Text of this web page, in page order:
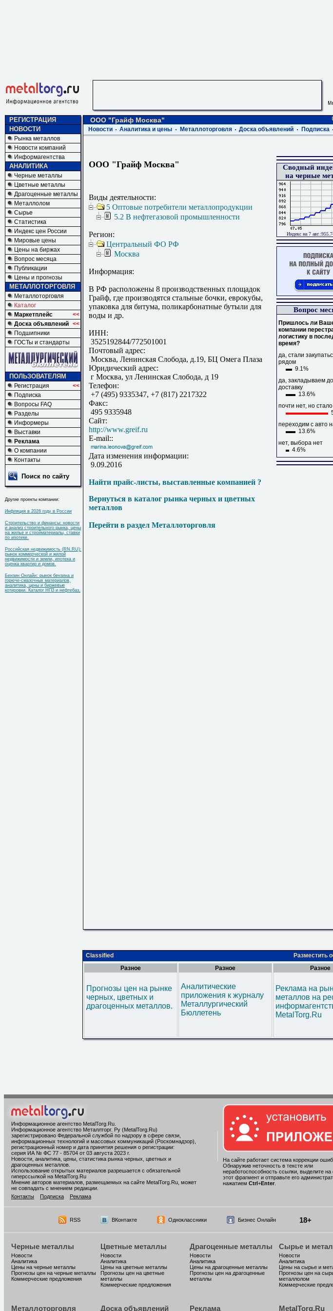
РЕГИСТРАЦИЯ
НОВОСТИ
Рынка металлов
Новости компаний
Информагентства
АНАЛИТИКА
Черные металлы
Цветные металлы
Драгоценные металлы
Металлолом
Сырье
Статистика
Индекс цен России
Мировые цены
Цены на биржах
Вопрос месяца
Публикации
Цены и прогнозы
МЕТАЛЛОТОРГОВЛЯ
Металлоторговля
Каталог
Маркетплейс
<<
Доска объявлений <<
Подшипники
ГОСТы и стандарты
ПОЛЬЗОВАТЕЛЯМ
Регистрация
<<
Подписка
Вопросы FAQ
Разделы
Информеры
Выставки
Реклама
О компании
Контакты
Поиск по сайту
Другие проекты компании:
Инфляция в 2026 году в России
Строительство и финансы: новости
и анализ строительного рынка, цены
на жилье и стройматериалы, ставки
по ипотеке.
Российская недвижимость (RN.RU):
рынок коммерческой и жилой
недвижимости и земли, ипотека и
оценка квартир и домов.
Бензин Онлайн: рынок бензина и
горюче-смазочных материалов,
аналитика, цены и биржевые
котировки. Каталог НПЗ и нефтебаз.
ООО "Грайф Москва"
Новости Аналитика и цены Металлоторговля Доска объявлений Подписка
ООО "Грайф Москва"
Виды деятельности:
5 Оптовые потребители металлопродукции
5.2 В нефтегазовой промышленности
Регион:
Центральный ФО РФ
Москва
Информация:
В РФ расположены 8 производственных площадок
Грайф, где производятся стальные бочки, еврокубы,
упаковка для битума, поликарбонатные бутыли для
воды и др.
ИНН:
3525192844/772501001
Почтовый адрес:
Москва, Ленинская Слобода, д.19, БЦ Омега Плаза
Юридический адрес:
г Москва, ул Ленинская Слобода, д 19
Телефон:
+7 (495) 9335347, +7 (817) 2217322
Факс:
495 9335948
Сайт:
http://www.greif.ru
E-mail::
Дата изменения информации:
9.09.2016
Найти прайс-листы, выставленные компанией ?
Вернуться в каталог рынка черных и цветных
металлов
Перейти в раздел Металлоторговля
Сводный
на черные
Индекс на 7
Вопрос
Пришлось ли
компании
логистику в
время?
да, стали
рядом
9.1%
да, закладываем
доставку
13.6%
почти нет, но
переходим с авто
13.6%
нет, выбора нет
4.6%
Classified
Разместить
Разное
Прогнозы цен на рынке
черных, цветных и
драгоценных металлов.
Разное
Аналитические
приложения к журналу
Металлургический
Бюллетень
Разное
Реклама на
металлов на
MetalTorg.Ru
Информационное агентство MetalTorg.Ru
Информационное агентство Металлторг. Ру (MetalTorg.Ru)
зарегистрировано Федеральной службой по надзору в сфере связи,
информационных технологий и массовых коммуникаций (Роскомнадзор),
регистрационный номер и дата принятия решения о регистрации:
серия ИА № ФС 77 - 85704 от 03 августа 2023 г.
Новости, аналитика, цены, статистика рынка черных, цветных и
драгоценных металлов.
Использование открытых материалов разрешается с обязательной
гиперссылкой на MetalTorg.Ru
Мнение авторов материалов, размещаемых на сайте MetalTorg.Ru, может
не совпадать с мнением редакции.
Контакты
Подписка Реклама
На сайте работает система коррекции
Обнаружив неточность в тексте или
неработоспособность ссылки, выделите на
этот фрагмент и отправьте его
нажатием Ctrl +Enter.
RSS ВКонтакте Одноклассники Бизнес Онлайн 18+
Черные металлы
Новости
Аналитика
Цены на черные металлы
Прогнозы цен на черные металлы
Коммерческие предложения
Цветные металлы
Новости
Аналитика
Цены на цветные металлы
Прогнозы цен на цветные
металлы
Коммерческие предложения
Драгоценные металлы
Новости
Аналитика
Цены на драгоценные металлы
Прогнозы цен на драгоценные
металлы
Сырье и
Новости
Аналитика
Цены на сырье и
Прогнозы цен на
металлолом
Коммерческие
Металлоторговля Доска объявлений Реклама MetalTorg.Ru